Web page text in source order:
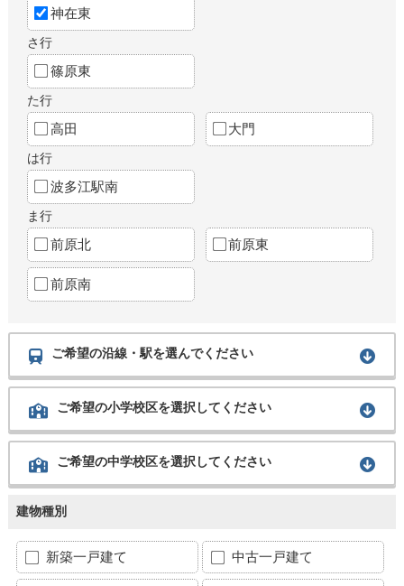
神在東
さ行
篠原東
た行
高田 大門
は行
波多江駅南
ま行
前原北 前原東
前原南
ご希望の沿線・駅を選んでください
ご希望の小学校区を選択してください
ご希望の中学校区を選択してください
建物種別
新築一戸建て 中古一戸建て